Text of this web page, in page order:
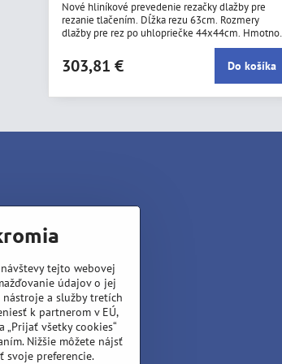
Nové hliníkové prevedenie rezačky dlažby pre
rezanie tlačením. Dĺžka rezu 63cm. Rozmery
dlažby pre rez po uhlopriečke 44x44cm.
303,81 € Do košíka
tejto webovej
údajov o jej
a služby tretích
k partnerom v EÚ,
všetky cookies“
Nižšie môžete nájsť
svoje preferencie.